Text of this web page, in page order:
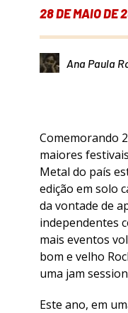
28 DE MAIO DE
Ana Paula
Comemorando
maiores
Metal do país
edição em solo
da vontade de
independentes
mais eventos
bom e velho
uma jam
Este ano, em